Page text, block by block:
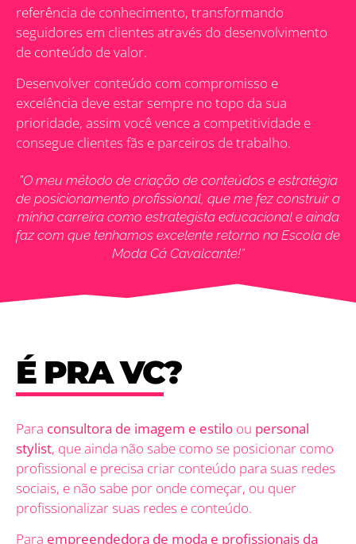
referência de conhecimento, transformando
seguidores em clientes através do desenvolvimento
de conteúdo de valor.
Desenvolver conteúdo com compromisso e
excelência deve estar sempre no topo da sua
prioridade, assim você vence a competitividade e
consegue clientes fãs e parceiros de trabalho.
”O meu método de criação de conteúdos e estratégia
de posicionamento profissional, que me fez construir a
minha carreira como estrategista educacional e ainda
faz com que tenhamos excelente retorno na Escola de
Moda Cá Cavalcante!”
É PRA VC?
Para consultora de imagem e estilo ou personal
stylist, que ainda não sabe como se posicionar como
profissional e precisa criar conteúdo para suas redes
sociais, e não sabe por onde começar, ou quer
profissionalizar suas redes e conteúdo.
Para empreendedora de moda e profissionais da